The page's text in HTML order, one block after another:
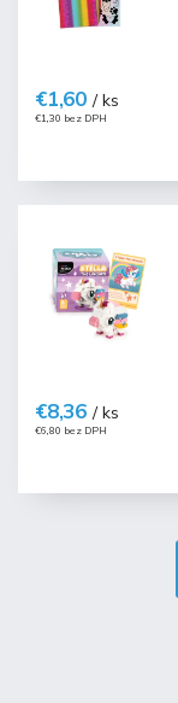
€1,30 bez DPH
€1,60 / ks
€6,80 bez DPH
€8,36 / ks